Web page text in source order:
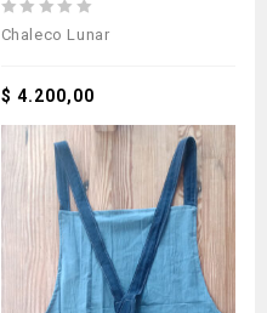
0
5
Chaleco Lunar
$ 4.200,00